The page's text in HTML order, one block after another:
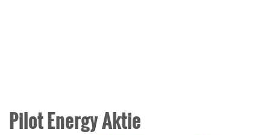
Pilot Energy Aktie